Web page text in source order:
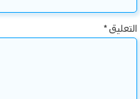
التعليق*